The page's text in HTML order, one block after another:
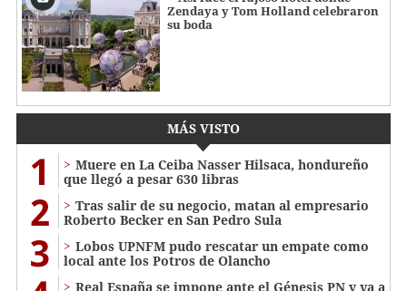
Zendaya y Tom Holland celebraron
su boda
MÁS VISTO
1
Muere en La Ceiba Nasser Hilsaca, hondureño
que llegó a pesar 630 libras
2
Tras salir de su negocio, matan al empresario
Roberto Becker en San Pedro Sula
3
Lobos UPNFM pudo rescatar un empate como
local ante los Potros de Olancho
Real España se impone ante el Génesis PN y va a